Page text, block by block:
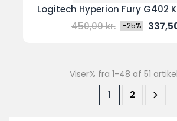
Logitech Hyperion Fury G402
Normal
450,00 kr. -25% Pris
Viser% fra 1-48 af 51
1
2